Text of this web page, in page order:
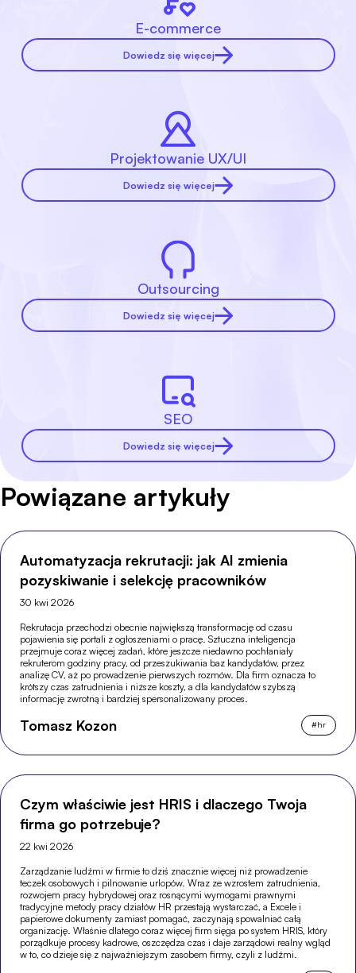
E-commerce
Dowiedz się więcej
Projektowanie UX/UI
Dowiedz się więcej
Outsourcing
Dowiedz się więcej
SEO
Dowiedz się więcej
Powiązane artykuły
Automatyzacja rekrutacji: jak AI zmienia
pozyskiwanie i selekcję pracowników
30 kwi 2026
Rekrutacja przechodzi obecnie największą transformację od czasu
pojawienia się portali z ogłoszeniami o pracę. Sztuczna inteligencja
przejmuje coraz więcej zadań, które jeszcze niedawno pochłaniały
rekruterom godziny pracy, od przeszukiwania baz kandydatów, przez
analizę CV, aż po prowadzenie pierwszych rozmów. Dla firm oznacza to
krótszy czas zatrudnienia i niższe koszty, a dla kandydatów szybszą
informację zwrotną i bardziej spersonalizowany proces.
Tomasz Kozon #hr
Czym właściwie jest HRIS i dlaczego Twoja
firma go potrzebuje?
22 kwi 2026
Zarządzanie ludźmi w firmie to dziś znacznie więcej niż prowadzenie
teczek osobowych i pilnowanie urlopów. Wraz ze wzrostem zatrudnienia,
rozwojem pracy hybrydowej oraz rosnącymi wymogami prawnymi
tradycyjne metody pracy działów HR przestają wystarczać, a Excele i
papierowe dokumenty zamiast pomagać, zaczynają spowalniać całą
organizację. Właśnie dlatego coraz więcej firm sięga po system HRIS, który
porządkuje procesy kadrowe, oszczędza czas i daje zarządowi realny wgląd
w to, co dzieje się z najważniejszym zasobem firmy, czyli z ludźmi.